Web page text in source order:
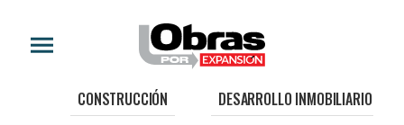
CONSTRUCCIÓN DESARROLLO INMOBILIARIO